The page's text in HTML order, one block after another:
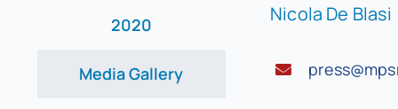
2020
Media Gallery
Nicola De Blasi